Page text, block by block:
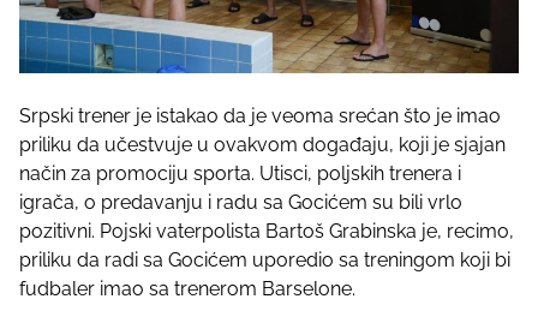
Srpski trener je istakao da je veoma srećan što je imao
priliku da učestvuje u ovakvom događaju, koji je sjajan
način za promociju sporta. Utisci, poljskih trenera i
igrača, o predavanju i radu sa Gocićem su bili vrlo
pozitivni. Pojski vaterpolista Bartoš Grabinska je, recimo,
priliku da radi sa Gocićem uporedio sa treningom koji bi
fudbaler imao sa trenerom Barselone.